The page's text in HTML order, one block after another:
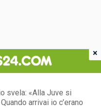
svela: «Alla Juve si
arrivai io c’erano
×